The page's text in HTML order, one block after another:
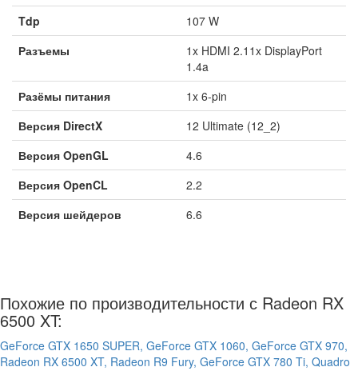
Tdp
107 W
Разъемы
1x HDMI 2.11x DisplayPort
1.4a
Разёмы питания
1x 6-pin
Версия DirectX
12 Ultimate (12_2)
Версия OpenGL
4.6
Версия OpenCL
2.2
Версия шейдеров
6.6
Похожие по производительности с Radeon RX
6500 XT:
GeForce GTX 1650 SUPER, GeForce GTX 1060, GeForce GTX 970,
Radeon RX 6500 XT, Radeon R9 Fury, GeForce GTX 780 Ti, Quadro